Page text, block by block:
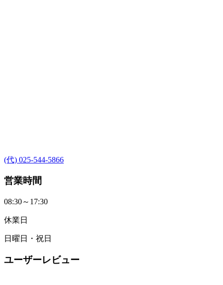
(代) 025-544-5866
営業時間
08:30～17:30
休業日
日曜日・祝日
ユーザーレビュー